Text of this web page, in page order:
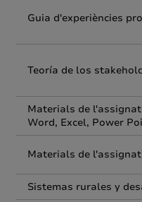
Guia d'experiències
Teoría de los
Materials de
Word, Excel, Power
Materials de
Sistemas rurales y